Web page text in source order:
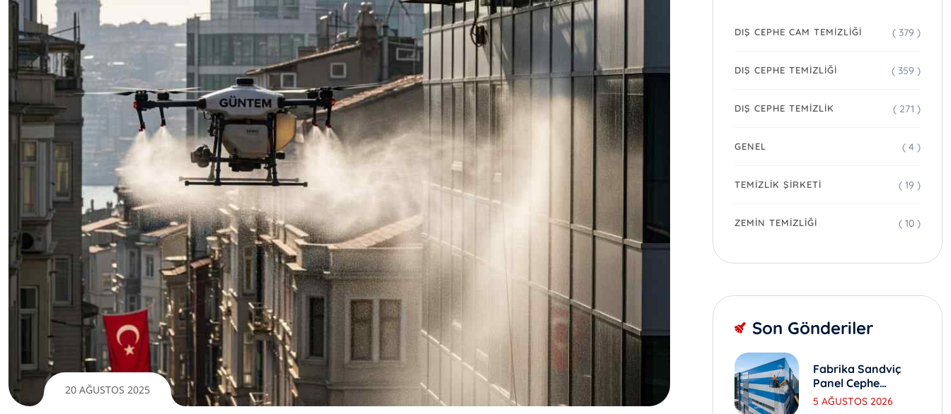
20 AĞUSTOS 2025
DIŞ CEPHE CAM TEMIZLIĞI ( 379 )
DIŞ CEPHE TEMIZLIĞI ( 359 )
DIŞ CEPHE TEMIZLIK ( 271 )
GENEL ( 4 )
TEMIZLIK ŞIRKETI ( 19 )
ZEMIN TEMIZLIĞI ( 10 )
Son Gönderiler
Fabrika Sandviç
Panel Cephe
Yıkama Ve Bakım
5 AĞUSTOS 2026